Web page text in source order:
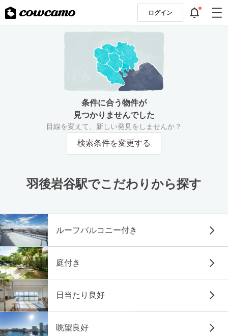
ログイン
条件に合う物件が
見つかりませんでした
目線を変えて、新しい発見をしませんか？
検索条件を変更する
羽後岩谷駅でこだわりから探す
ルーフバルコニー付き
庭付き
日当たり良好
眺望良好